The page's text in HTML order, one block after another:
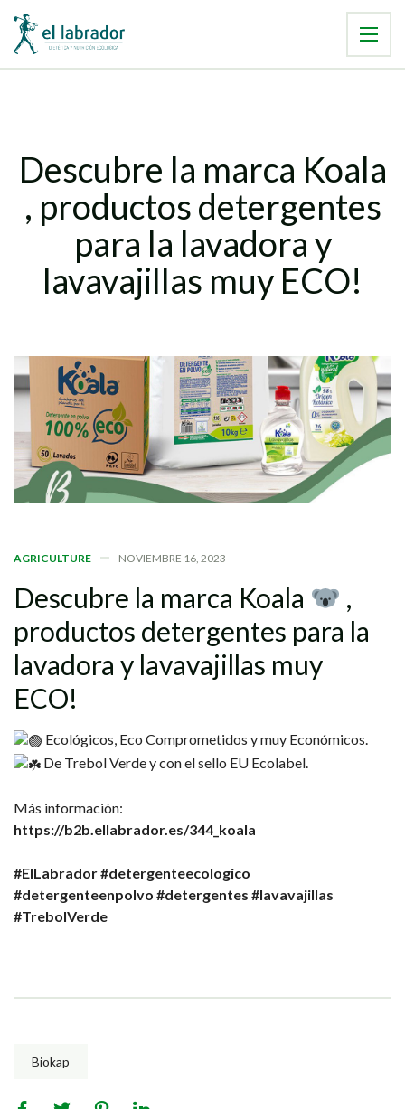
Descubre la marca Koala
, productos detergentes
para la lavadora y
lavavajillas muy ECO!
AGRICULTURE NOVIEMBRE 16, 2023
Descubre la marca Koala
,
productos detergentes para la
lavadora y lavavajillas muy
ECO!
​ Ecológicos, Eco Comprometidos y muy Económicos.
​ De Trebol Verde y con el sello EU Ecolabel.
Más información:
https://b2b.ellabrador.es/344_koala
#ElLabrador#detergenteecologico
#detergenteenpolvo #detergentes #lavavajillas
#TrebolVerde
Biokap